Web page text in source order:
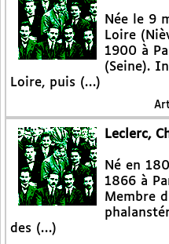
Née le 9
Loire
1900 à
(Seine).
Loire, puis (…)
Leclerc,
Né en
1866 à
Membre
des (…)